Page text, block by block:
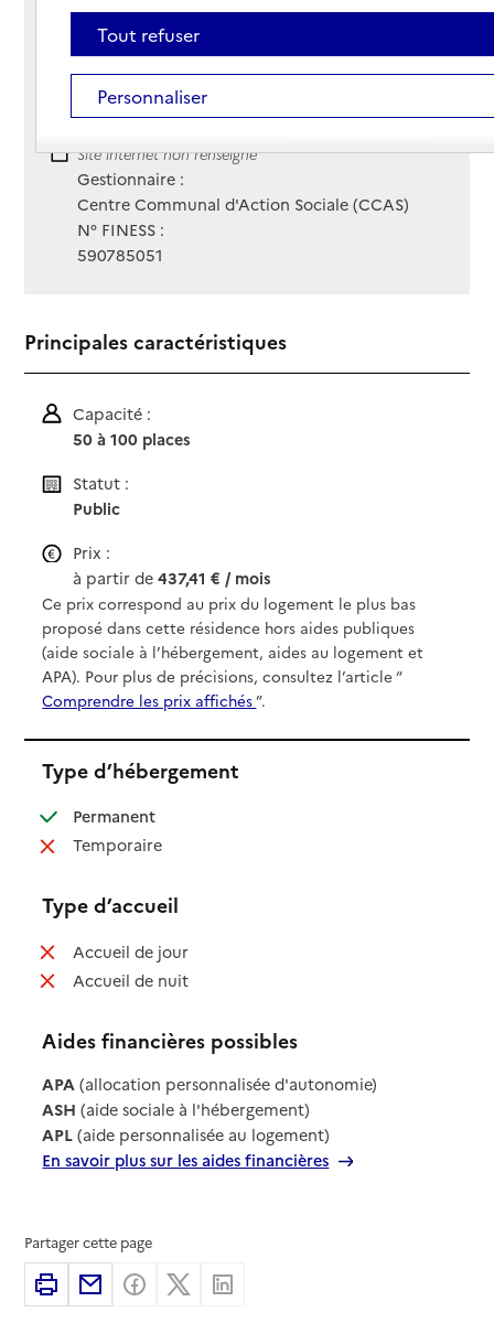
59150 - Wattrelos
Voir itinéraire
Téléphone :
03 20 26 29 27
Site Internet
Site internet non renseigné
Gestionnaire :
Centre Communal d'Action Sociale (CCAS)
N° FINESS :
590785051
Principales caractéristiques
Capacité :
50 à 100 places
Statut :
Public
Prix :
à partir de437,41 € / mois
Ce prix correspond au prix du logement le plus bas
proposé dans cette résidence hors aides publiques
(aide sociale à l’hébergement, aides au logement et
APA). Pour plus de précisions, consultez l’article “
Comprendre les prix affichés”.
Type d’hébergement
Permanent: disponible
Temporaire: non disponible
Type d’accueil
Accueil de jour: non disponible
Accueil de nuit: non disponible
Aides financières possibles
APA (allocation personnalisée d'autonomie)
ASH (aide sociale à l'hébergement)
APL (aide personnalisée au logement)
En savoir plus sur les aides financières
Partager cette page
ImprimerPartager par email
Partager sur Facebook
Partager sur X
Tout refuser
Personnaliser